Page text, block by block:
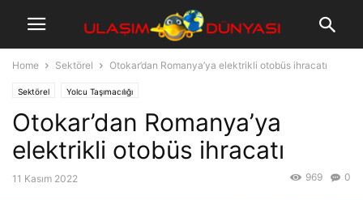
Home Sektörel Otokar’dan Romanya’ya elektrikli otobüs ihracatı
Sektörel Yolcu Taşımacılığı
Otokar’dan Romanya’ya
elektrikli otobüs ihracatı
11 Kasım 2022 0
969